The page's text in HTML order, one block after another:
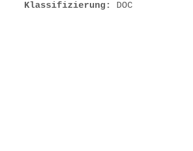
Klassifizierung: DOC